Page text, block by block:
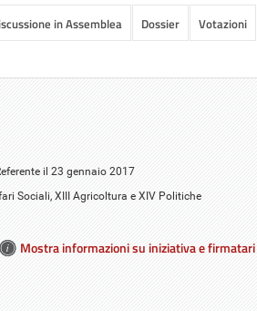
in Assemblea Dossier
Votazioni
il 23 gennaio 2017
Sociali, XIII Agricoltura e XIV Politiche
Mostra informazioni su iniziativa e firmatari